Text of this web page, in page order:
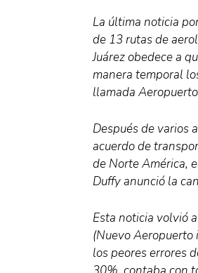
La última noticia
de 13 rutas de
Juárez obedece a
manera temporal
llamada
Después de varios
acuerdo de
de Norte América,
Duffy anunció la
Esta noticia volvió
(Nuevo Aeropuerto
los peores errores